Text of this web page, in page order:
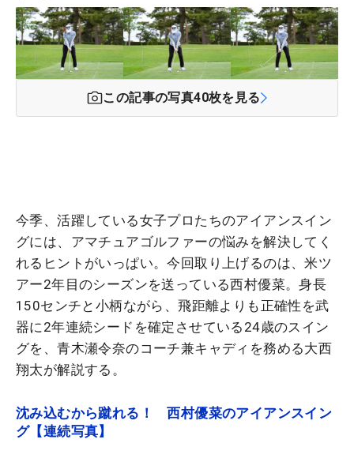
この記事の写真40枚を見る
今季、活躍している女子プロたちのアイアンスイン
グには、アマチュアゴルファーの悩みを解決してく
れるヒントがいっぱい。今回取り上げるのは、米ツ
アー2年目のシーズンを送っている西村優菜。身長
150センチと小柄ながら、飛距離よりも正確性を武
器に2年連続シードを確定させている24歳のスイン
グを、青木瀬令奈のコーチ兼キャディを務める大西
翔太が解説する。
沈み込むから蹴れる！ 西村優菜のアイアンスイン
グ【連続写真】